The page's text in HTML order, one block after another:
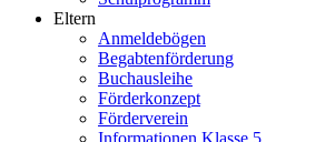
Eltern
Anmeldebögen
Begabtenförderung
Buchausleihe
Förderkonzept
Förderverein
Informationen Klasse 5